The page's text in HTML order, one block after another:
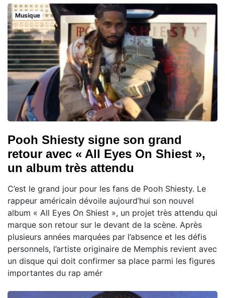
Musique
Pooh Shiesty signe son grand
retour avec « All Eyes On Shiest »,
un album très attendu
C’est le grand jour pour les fans de Pooh Shiesty. Le
rappeur américain dévoile aujourd’hui son nouvel
album « All Eyes On Shiest », un projet très attendu qui
marque son retour sur le devant de la scène. Après
plusieurs années marquées par l’absence et les défis
personnels, l’artiste originaire de Memphis revient avec
un disque qui doit confirmer sa place parmi les figures
importantes du rap amér